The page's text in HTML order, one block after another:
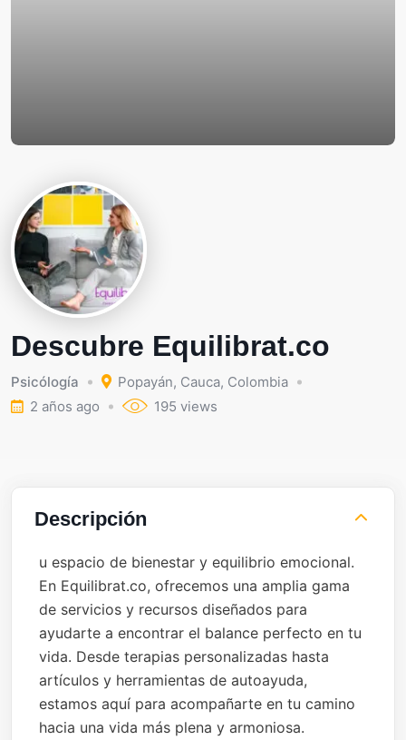
Descubre Equilibrat.co
Psicólogía Popayán, Cauca, Colombia
2 años ago
195 views
Descripción
u espacio de bienestar y equilibrio emocional.
En Equilibrat.co, ofrecemos una amplia gama
de servicios y recursos diseñados para
ayudarte a encontrar el balance perfecto en tu
vida. Desde terapias personalizadas hasta
artículos y herramientas de autoayuda,
estamos aquí para acompañarte en tu camino
hacia una vida más plena y armoniosa.